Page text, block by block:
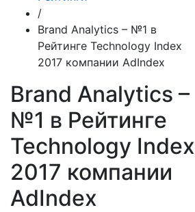
/
Brand Analytics – №1 в
Рейтинге Technology Index
2017 компании AdIndex
Brand Analytics –
№1 в Рейтинге
Technology Index
2017 компании
AdIndex